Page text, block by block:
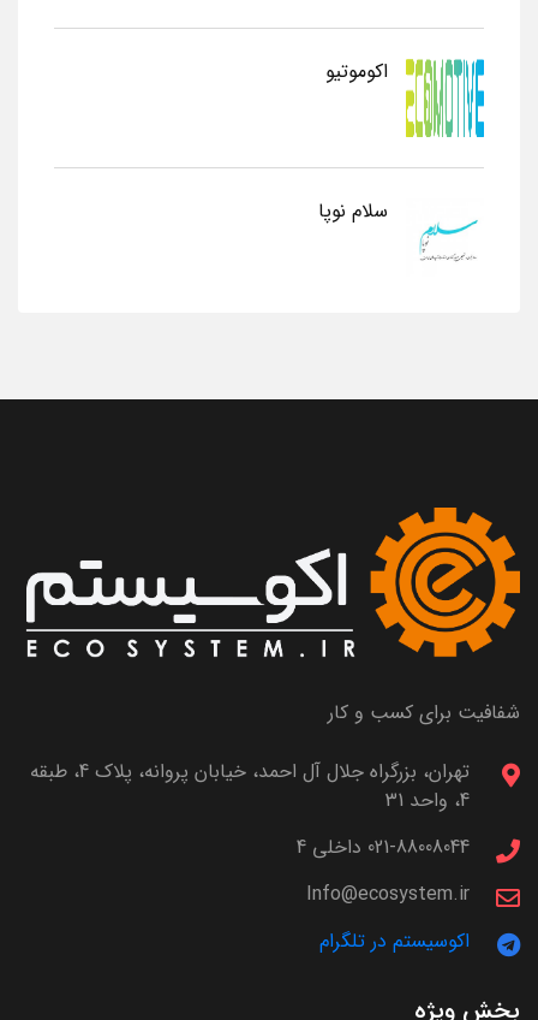
اکوموتیو
سلام نوپا
شفافیت برای کسب و کار
تهران، بزرگراه جلال آل احمد، خیابان پروانه، پلاک 4، طبقه
4، واحد 31
021-88008044 داخلی 4
Info@ecosystem.ir
اکوسیستم در تلگرام
بخش ویژه